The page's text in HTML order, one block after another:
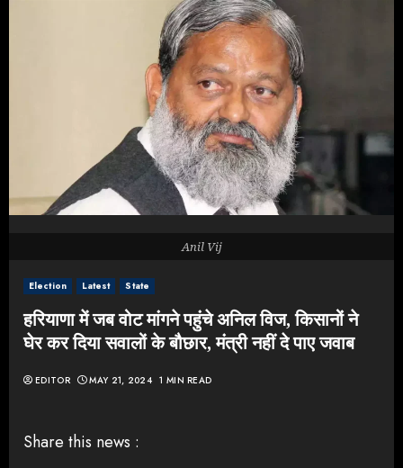
Election Latest State
हरियाणा में जब वोट मांगने पहुंचे अनिल विज, किसानों ने
घेर कर दिया सवालों के बौछार, मंत्री नहीं दे पाए जवाब
EDITOR MAY 21, 2024 1 MIN READ
Anil Vij
Share this news :